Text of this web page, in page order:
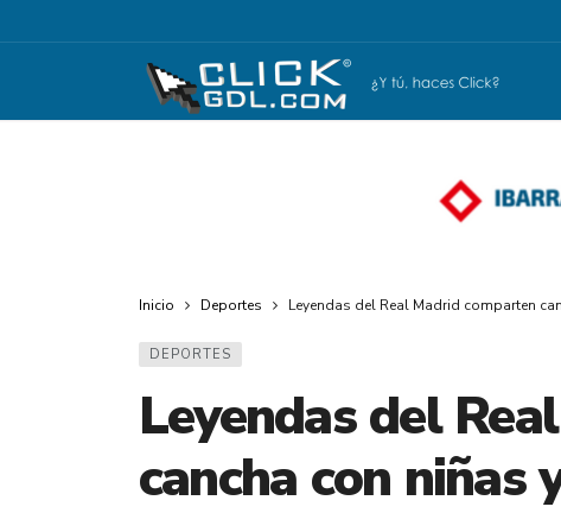
Inicio Deportes Leyendas del Real Madrid comparten
DEPORTES
Leyendas del
cancha con niñas